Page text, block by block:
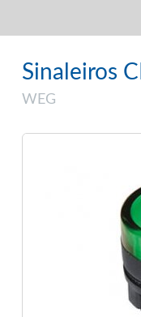
Sinaleiros
WEG